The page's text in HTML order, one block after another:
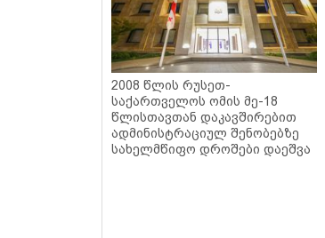
2008 წლის რუსეთ-
საქართველოს ომის მე-18
წლისთავთან დაკავშირებით
ადმინისტრაციულ შენობებზე
სახელმწიფო დროშები დაეშვა